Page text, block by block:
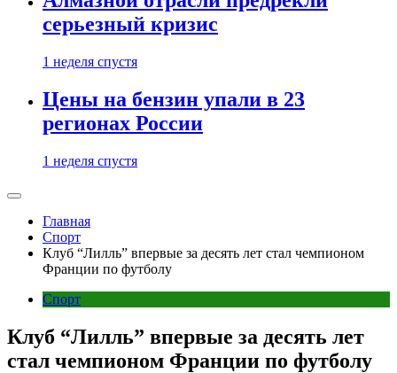
серьезный кризис
1 неделя спустя
Цены на бензин упали в 23
регионах России
1 неделя спустя
Главная
Спорт
Клуб “Лилль” впервые за десять лет стал чемпионом
Франции по футболу
Спорт
Клуб “Лилль” впервые за десять лет
стал чемпионом Франции по футболу